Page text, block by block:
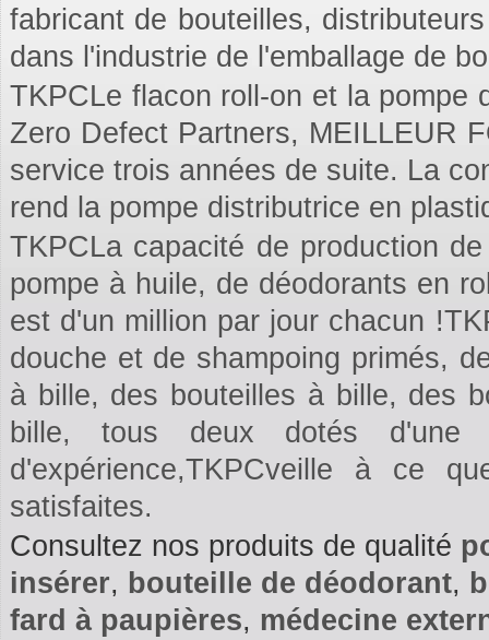
fabricant de bouteilles,
dans l'industrie de l'emballage de
TKPCLe flacon roll-on et la pompe
Zero Defect Partners, MEILLEUR
service trois années de suite. La
rend la pompe distributrice en
TKPCLa capacité de production
pompe à huile, de déodorants en
est d'un million par jour chacun
douche et de shampoing primés,
à bille, des bouteilles à bille, des
bille, tous deux dotés
d'expérience,TKPCveille à ce
satisfaites.
Consultez nos produits de qualité
insérer, bouteille de déodorant,
fard à paupières, médecine